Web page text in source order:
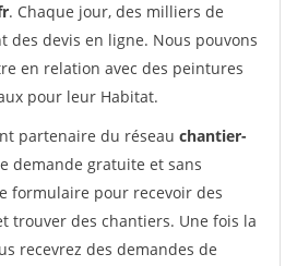
. Chaque jour, des milliers de
des devis en ligne. Nous pouvons
en relation avec des peintures
pour leur Habitat.
partenaire du réseau chantier-
demande gratuite et sans
formulaire pour recevoir des
trouver des chantiers. Une fois la
recevrez des demandes de